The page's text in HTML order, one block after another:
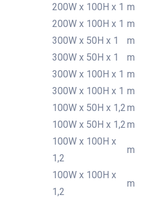
200W x 100H x 1 m
200W x 100H x 1 m
300W x 50H x 1
m
300W x 50H x 1
m
300W x 100H x 1 m
300W x 100H x 1 m
100W x 50H x 1,2 m
100W x 50H x 1,2 m
100W x 100H x
1,2
m
100W x 100H x
1,2
m